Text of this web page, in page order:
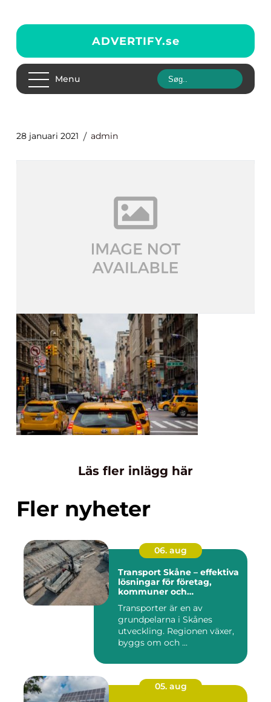
ADVERTIFY.se
Menu
28 januari 2021 admin
Läs fler inlägg här
Fler nyheter
06. aug
Transport Skåne – effektiva
lösningar för företag,
kommuner och
Transporter är en av
grundpelarna i Skånes
utveckling. Regionen växer,
byggs om och ...
05. aug